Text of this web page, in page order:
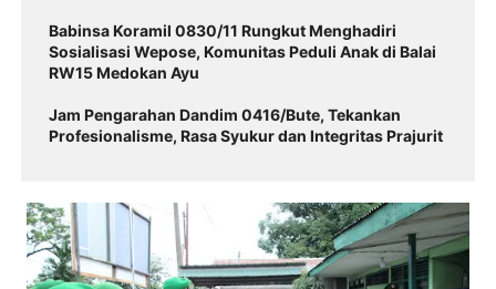
Babinsa Koramil 0830/11 Rungkut Menghadiri
Sosialisasi Wepose, Komunitas Peduli Anak di Balai
RW15 Medokan Ayu
Jam Pengarahan Dandim 0416/Bute, Tekankan
Profesionalisme, Rasa Syukur dan Integritas Prajurit